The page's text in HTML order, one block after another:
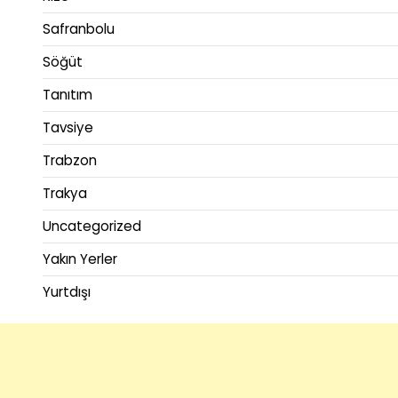
Safranbolu
Söğüt
Tanıtım
Tavsiye
Trabzon
Trakya
Uncategorized
Yakın Yerler
Yurtdışı